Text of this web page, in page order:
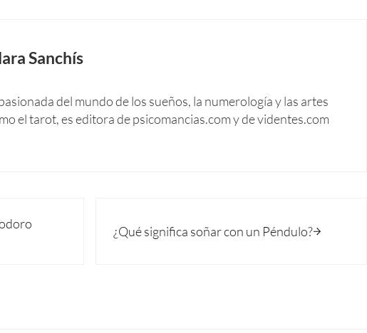
Sanchís
del mundo de los sueños, la numerología y las artes
el tarot, es editora de psicomancias.com y de videntes.com
¿Qué significa soñar con un Péndulo?